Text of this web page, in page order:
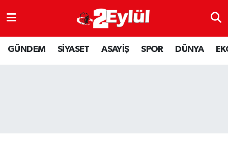
GÜNDEM SİYASET ASAYİŞ SPOR DÜNYA
ASAYİŞ
DÜNYA
Nöbetçi Eczaneler
Hava Durumu